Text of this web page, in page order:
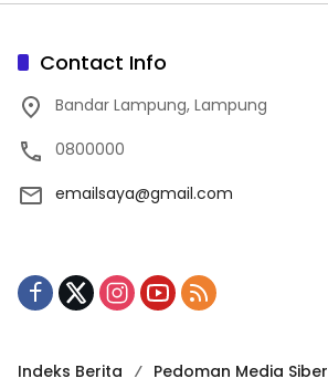
Contact Info
Bandar Lampung, Lampung
0800000
emailsaya@gmail.com
Indeks Berita Pedoman Media Siber